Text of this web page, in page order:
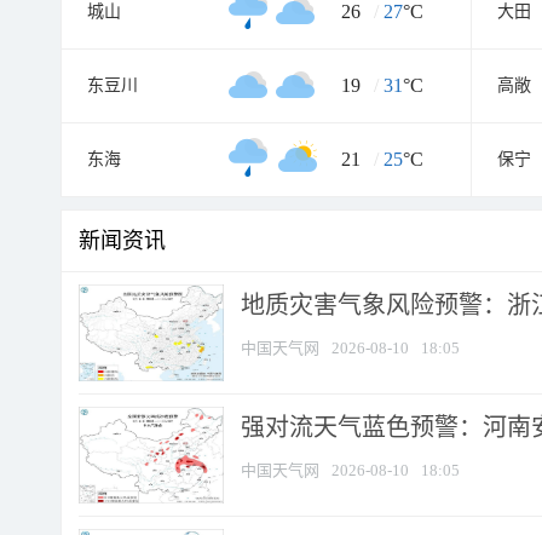
城山 26 / 27°C 大田
东豆川 19 / 31°C 高敞
东海 21 / 25°C 保宁
新闻资讯
地质灾害气象风险预警：浙
中国天气网 2026-08-10 18:05
强对流天气蓝色预警：河南
中国天气网 2026-08-10 18:05